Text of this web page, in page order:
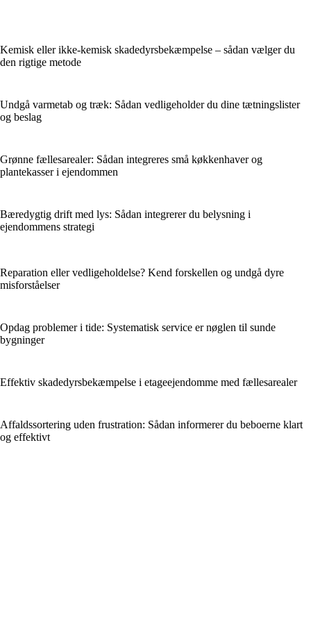
Kemisk eller ikke-kemisk skadedyrsbekæmpelse – sådan vælger du
den rigtige metode
Undgå varmetab og træk: Sådan vedligeholder du dine tætningslister
og beslag
Grønne fællesarealer: Sådan integreres små køkkenhaver og
plantekasser i ejendommen
Bæredygtig drift med lys: Sådan integrerer du belysning i
ejendommens strategi
Reparation eller vedligeholdelse? Kend forskellen og undgå dyre
misforståelser
Opdag problemer i tide: Systematisk service er nøglen til sunde
bygninger
Effektiv skadedyrsbekæmpelse i etageejendomme med fællesarealer
Affaldssortering uden frustration: Sådan informerer du beboerne klart
og effektivt